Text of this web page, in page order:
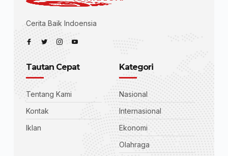
Cerita Baik Indoensia
Tautan Cepat
Tentang Kami
Kontak
Iklan
Kategori
Nasional
Internasional
Ekonomi
Olahraga